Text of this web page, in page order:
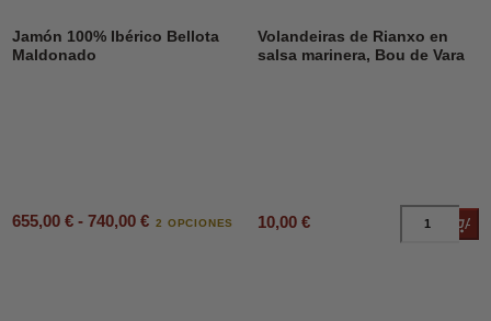
Jamón 100% Ibérico Bellota
Maldonado
655,00 € - 740,00 € 2 OPCIONES
DESCUENTO23%
Volandeiras de Rianxo en
salsa marinera, Bou de Vara
10,00 €